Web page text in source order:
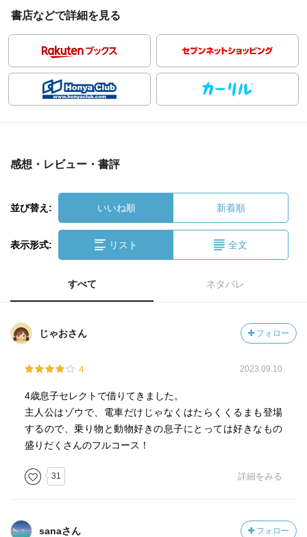
書店などで詳細を見る
感想・レビュー・書評
並び替え: いいね順 新着順
表示形式: リスト 全文
すべて ネタバレ
じゃおさん フォロー
4 2023.09.10
4歳息子セレクトで借りてきました。
主人公はゾウで、電車だけじゃなくはたらくくるまも登場
するので、乗り物と動物好きの息子にとっては好きなもの
盛りだくさんのフルコース！
31 詳細をみる
sanaさん フォロー